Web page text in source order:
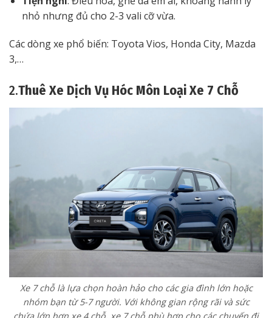
nhỏ nhưng đủ cho 2-3 vali cỡ vừa.
Các dòng xe phổ biến: Toyota Vios, Honda City, Mazda
3,…
2.Thuê Xe Dịch Vụ Hóc Môn Loại Xe 7 Chỗ
Xe 7 chỗ là lựa chọn hoàn hảo cho các gia đình lớn hoặc
nhóm bạn từ 5-7 người. Với không gian rộng rãi và sức